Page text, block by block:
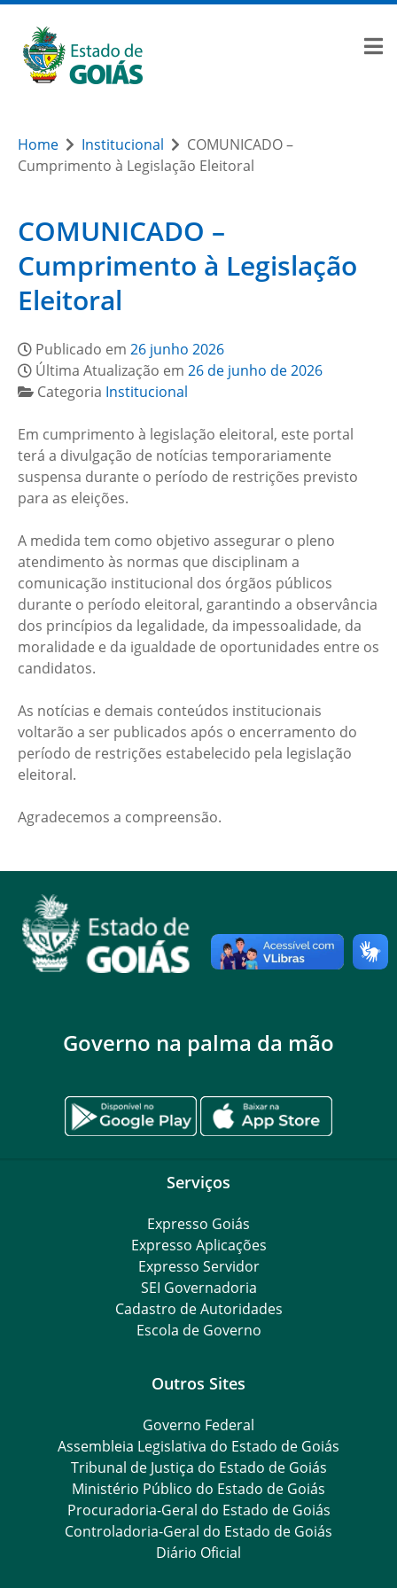
Home Institucional
COMUNICADO –
Cumprimento à Legislação Eleitoral
COMUNICADO –
Cumprimento à Legislação
Eleitoral
Publicado em 26 junho 2026
Última Atualização em 26 de junho de 2026
Categoria Institucional
Em cumprimento à legislação eleitoral, este portal
terá a divulgação de notícias temporariamente
suspensa durante o período de restrições previsto
para as eleições.
A medida tem como objetivo assegurar o pleno
atendimento às normas que disciplinam a
comunicação institucional dos órgãos públicos
durante o período eleitoral, garantindo a observância
dos princípios da legalidade, da impessoalidade, da
moralidade e da igualdade de oportunidades entre os
candidatos.
As notícias e demais conteúdos institucionais
voltarão a ser publicados após o encerramento do
período de restrições estabelecido pela legislação
eleitoral.
Agradecemos a compreensão.
Governo na palma da mão
Serviços
Expresso Goiás
Expresso Aplicações
Expresso Servidor
SEI Governadoria
Cadastro de Autoridades
Escola de Governo
Outros Sites
Governo Federal
Assembleia Legislativa do Estado de Goiás
Tribunal de Justiça do Estado de Goiás
Ministério Público do Estado de Goiás
Procuradoria-Geral do Estado de Goiás
Controladoria-Geral do Estado de Goiás
Diário Oficial